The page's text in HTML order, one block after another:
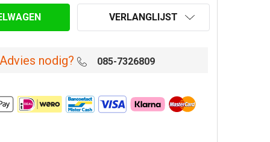
VERLANGLIJST
Advies nodig? 085-7326809